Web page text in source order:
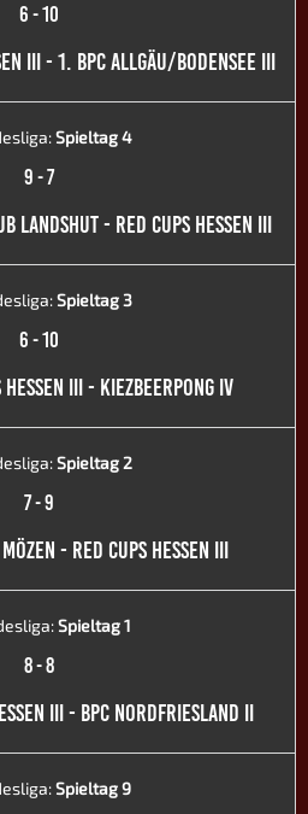
6-10
III - 1. BPC ALLGÄU/BODENSEE III
Spieltag 4
9-7
LANDSHUT - RED CUPS HESSEN III
Spieltag 3
6-10
III - KIEZBEERPONG IV
Spieltag 2
7-9
- RED CUPS HESSEN III
Spieltag 1
8-8
III - BPC NORDFRIESLAND II
Spieltag 9